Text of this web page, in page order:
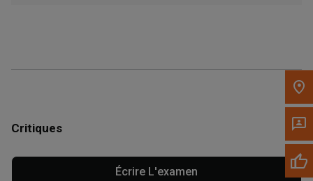
Critiques
Écrire L'examen